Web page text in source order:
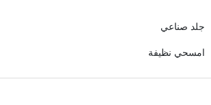
جلد صناعي
امسحي نظيفة